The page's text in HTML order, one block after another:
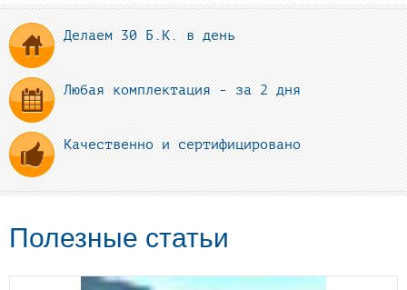
Делаем 30 Б.К. в день
Любая комплектация - за 2 дня
Качественно и сертифицировано
Полезные статьи